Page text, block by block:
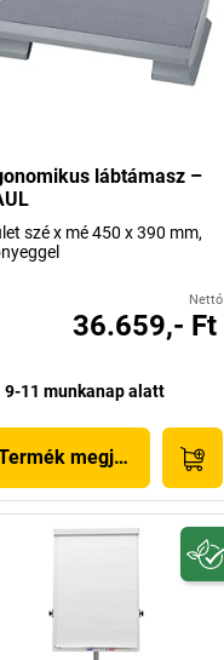
lábtámasz –
szé x mé 450 x 390 mm,
Nettó
36.659,- Ft
9-11 munkanap alatt
megjelenítése